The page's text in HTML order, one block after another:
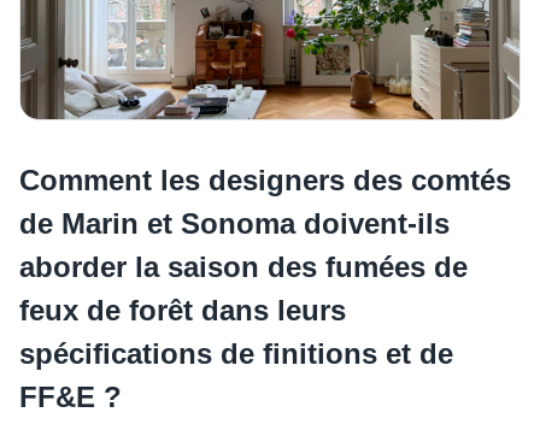
Comment les designers des comtés
de Marin et Sonoma doivent-ils
aborder la saison des fumées de
feux de forêt dans leurs
spécifications de finitions et de
FF&E ?